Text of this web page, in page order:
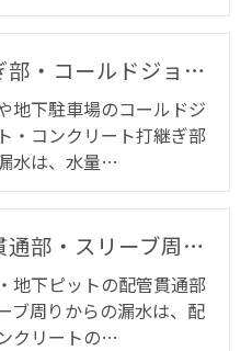
打継ぎ部・コールドジョイント漏水
地下駐車場のコールドジ
・コンクリート打継ぎ部
水は、水量…
配管貫通部・スリーブ周り漏水
地下ピットの配管貫通部
ブ周りからの漏水は、配
クリートの…